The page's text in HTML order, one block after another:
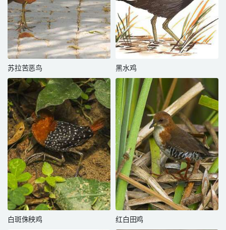
苏拉苦恶鸟 黑水鸡
白斑侏秧鸡 红白田鸡